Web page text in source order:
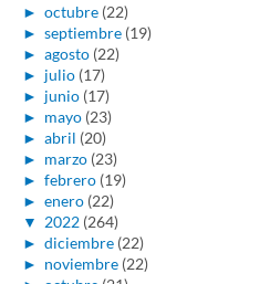
► octubre (22)
► septiembre (19)
► agosto (22)
► julio (17)
► junio (17)
► mayo (23)
► abril (20)
► marzo (23)
► febrero (19)
► enero (22)
▼ 2022 (264)
► diciembre (22)
► noviembre (22)